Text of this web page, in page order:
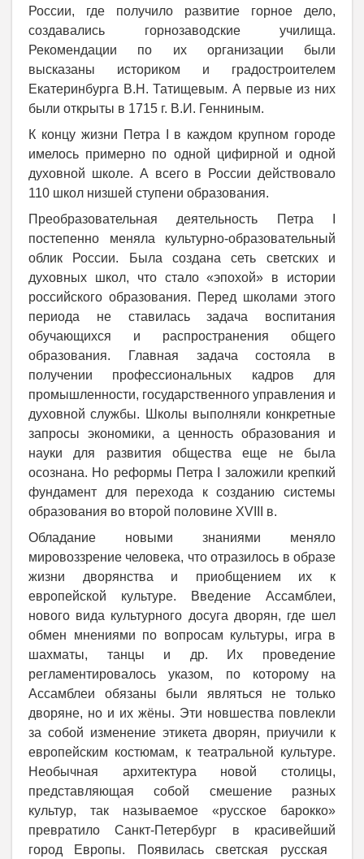
России, где получило развитие горное дело,
создавались горнозаводские училища.
Рекомендации по их организации были
высказаны историком и градостроителем
Екатеринбурга В.Н. Татищевым. А первые из них
были открыты в 1715 г. В.И. Генниным.
К концу жизни Петра
в каждом крупном городе
имелось примерно по одной цифирной и одной
духовной школе. А всего в России действовало
110 школ низшей ступени образования.
Преобразовательная деятельность Петра
постепенно меняла культурно-образовательный
облик России. Была создана сеть светских и
духовных школ, что стало «эпохой» в истории
российского образования. Перед школами этого
периода не ставилась задача воспитания
обучающихся и распространения общего
образования. Главная задача состояла в
получении профессиональных кадров для
промышленности, государственного управления и
духовной службы. Школы выполняли конкретные
запросы экономики, а ценность образования и
науки для развития общества еще не была
осознана. Но реформы Петра
заложили крепкий
фундамент для перехода к созданию системы
образования во второй половине XVIII
в.
Обладание новыми знаниями меняло
мировоззрение человека, что отразилось в образе
жизни дворянства и приобщением их к
европейской культуре. Введение Ассамблеи,
нового вида культурного досуга дворян, где шел
обмен мнениями по вопросам культуры, игра в
шахматы, танцы и др. Их проведение
регламентировалось указом, по которому на
Ассамблеи обязаны были являться не только
дворяне, но и их жёны. Эти новшества повлекли
за собой изменение этикета дворян, приучили к
европейским костюмам, к театральной культуре.
Необычная архитектура новой столицы,
представляющая собой смешение разных
культур, так называемое «русское барокко»
превратило Санкт-Петербург в красивейший
город Европы. Появиласьсветская русская